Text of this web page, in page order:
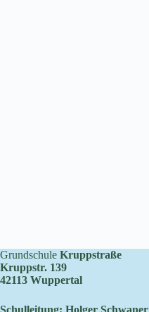
Grundschule Kruppstraße
Kruppstr. 139
42113 Wuppertal
Schulleitung: Holger Schwaner